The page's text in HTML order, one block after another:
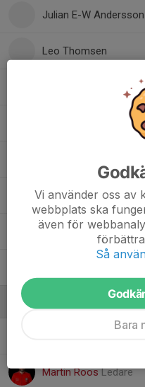
Julian E-W Andersson
Leo Thomsen
12. Maximilian Lönner
17. Simon Muhrén
34. Sixten Johansson
Ledare
Martin RoosLedare
Vi använder oss av
webbplats ska
även för
Så
Bara